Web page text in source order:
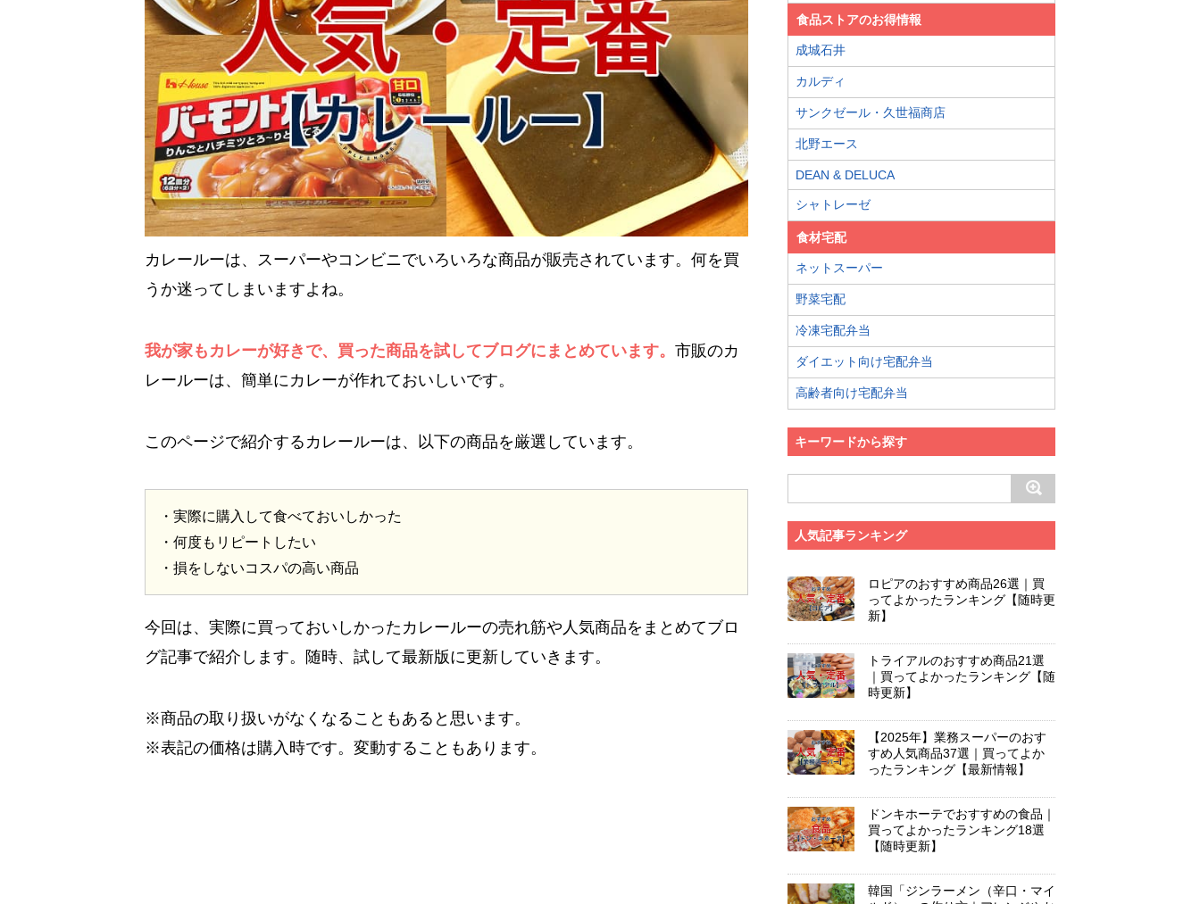
カレールーは、スーパーやコンビニでいろいろな商品が販売されています。何を買
うか迷ってしまいますよね。
我が家もカレーが好きで、買った商品を試してブログにまとめています。 市販のカ
レールーは、簡単にカレーが作れておいしいです。
このページで紹介するカレールーは、以下の商品を厳選しています。
・実際に購入して食べておいしかった
・何度もリピートしたい
・損をしないコスパの高い商品
今回は、実際に買っておいしかったカレールーの売れ筋や人気商品をまとめてブロ
グ記事で紹介します。随時、試して最新版に更新していきます。
※商品の取り扱いがなくなることもあると思います。
※表記の価格は購入時です。変動することもあります。
食品ストアのお得情報
成城石井
カルディ
サンクゼール・久世福商店
北野エース
DEAN & DELUCA
シャトレーゼ
食材宅配
ネットスーパー
野菜宅配
冷凍宅配弁当
ダイエット向け宅配弁当
高齢者向け宅配弁当
キーワードから探す
人気記事ランキング
ロピアのおすすめ商品26選｜買
ってよかったランキング【随時更
新】
トライアルのおすすめ商品21選
｜買ってよかったランキング【随
時更新】
【2025年】業務スーパーのおす
すめ人気商品37選｜買ってよか
ったランキング【最新情報】
ドンキホーテでおすすめの食品｜
買ってよかったランキング18選
【随時更新】
韓国「ジンラーメン（辛口・マイ